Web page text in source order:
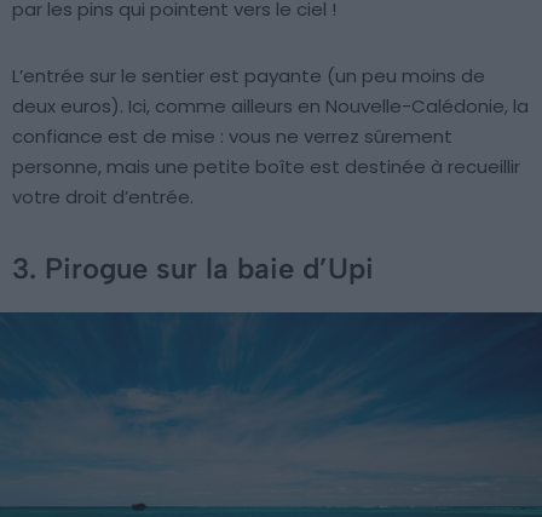
par les pins qui pointent vers le ciel !
L’entrée sur le sentier est payante (un peu moins de
deux euros). Ici, comme ailleurs en Nouvelle-Calédonie, la
confiance est de mise : vous ne verrez sûrement
personne, mais une petite boîte est destinée à recueillir
votre droit d’entrée.
3. Pirogue sur la baie d’Upi